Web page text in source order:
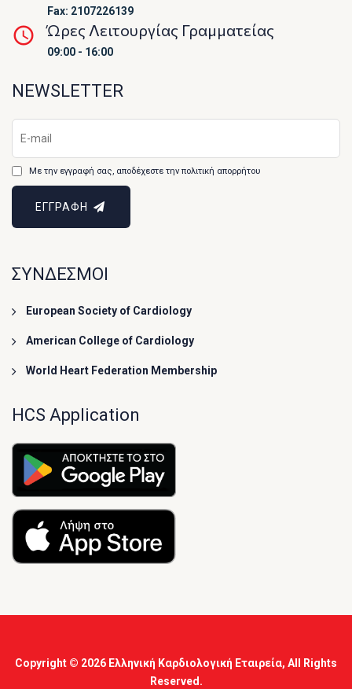
Fax: 2107226139
Ώρες Λειτουργίας Γραμματείας
09:00 - 16:00
NEWSLETTER
Με την εγγραφή σας, αποδέχεστε την πολιτική απορρήτου
ΕΓΓΡΑΦΗ
ΣΥΝΔΕΣΜΟΙ
European Society of Cardiology
American College of Cardiology
World Heart Federation Membership
HCS Application
Copyright © 2026 Ελληνική Καρδιολογική Εταιρεία, All Rights
Reserved.